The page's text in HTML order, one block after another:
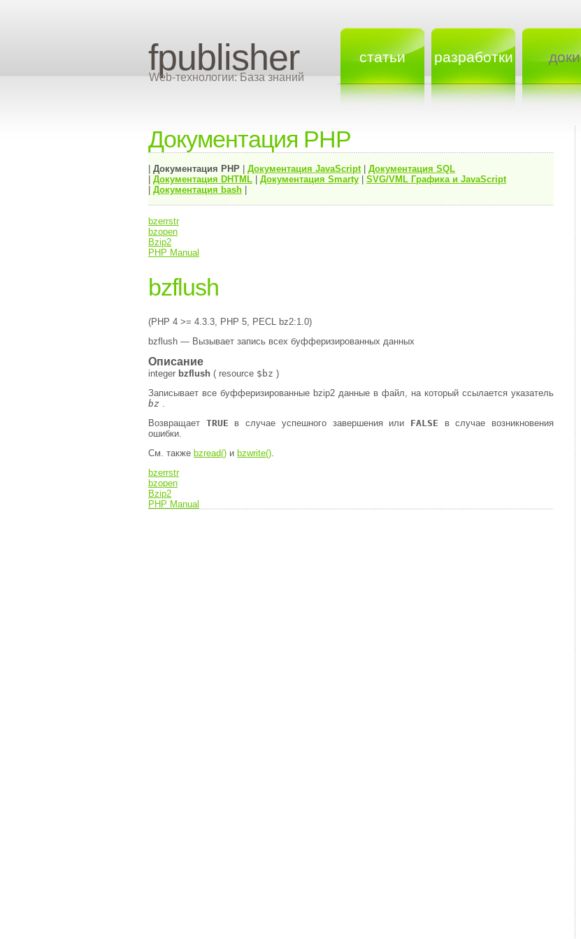
fpublisher
Web-технологии: База знаний
статьи разработки доки
Документация PHP
Документация PHP Документация JavaScript| Документация SQL
Документация DHTML Документация Smarty
SVG/VML Графика и JavaScript
Документация bash
bzerrstr
bzopen
Bzip2
PHP Manual
bzflush
(PHP 4 >= 4.3.3, PHP 5, PECL bz2:1.0)
bzflush — Вызывает запись всех буфферизированных данных
Описание
integer bzflush ( resource $bz )
Записывает все буфферизированные bzip2 данные в файл, на который ссылается указатель
bz .
Возвращает TRUE в случае успешного завершения или FALSE в случае возникновения
ошибки.
См. также bzread() и bzwrite().
bzerrstr
bzopen
Bzip2
PHP Manual